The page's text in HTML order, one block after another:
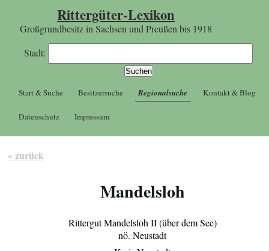
Rittergüter-Lexikon
Großgrundbesitz in Sachsen und Preußen bis 1918
Stadt:
Start & Suche Besitzersuche Regionalsuche Kontakt & Blog
Datenschutz Impressum
« zurück
Mandelsloh
Rittergut Mandelsloh II (über dem See)
nö. Neustadt